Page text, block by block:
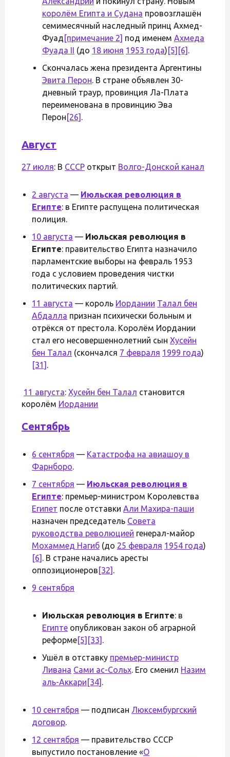
королём Египта и Судана провозглашён
семимесячный наследный принц Ахмед-
Фуад [примечание 2] под именем Ахмеда
Фуада II (до 18 июня 1953 года) [5] [6] .
Скончалась жена президента Аргентины
Эвита Перон. В стране объявлен 30-
дневный траур, провинция Ла-Плата
переименована в провинцию Эва
Перон [26] .
Август
27 июля: В СССР открыт Волго-Донской канал
2 августа — Июльская революция в
Египте: в Египте распущена политическая
полиция.
10 августа — Июльская революция в
Египте: правительство Египта назначило
парламентские выборы на февраль 1953
года с условием проведения чистки
политических партий.
11 августа — король Иордании Талал бен
Абдалла признан психически больным и
отрёкся от престола. Королём Иордании
стал его несовершеннолетний сын Хусейн
бен Талал (скончался 7 февраля 1999 года)
[31] .
11 августа: Хусейн бен Талал становится
королём Иордании
Сентябрь
6 сентября — Катастрофа на авиашоу в
Фарнборо.
7 сентября — Июльская революция в
Египте: премьер-министром Королевства
Египет после отставки Али Махира-паши
назначен председатель Совета
руководства революцией генерал-майор
Мохаммед Нагиб (до 25 февраля 1954 года)
[6] . В стране начались аресты
оппозиционеров [32] .
9 сентября
Июльская революция в Египте: в
Египте опубликован закон об аграрной
реформе[5] [33] .
Ушёл в отставку премьер-министр
Ливана Сами ас-Сольх. Его сменил Назим
аль-Аккари [34] .
10 сентября — подписан Люксембургский
договор.
12 сентября — правительство СССР
выпустило постановление «О